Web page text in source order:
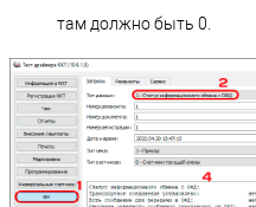
там должно быть 0.